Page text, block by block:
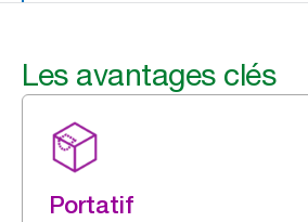
Les avantages clés
Portatif